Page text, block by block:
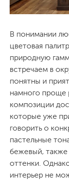
В понимании
цветовая
природную
встречаем в
понятны и
намного проще
композиции
которые уже
говорить о
пастельные
бежевый, также
оттенки.
интерьер не